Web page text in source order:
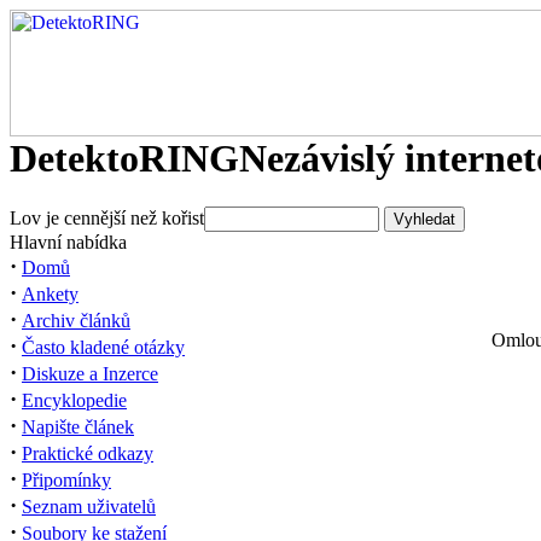
DetektoRINGNezávislý
Lov je cennější než kořist
Hlavní nabídka
· Domů
· Ankety
· Archiv článků
· Často kladené otázky
· Diskuze a Inzerce
· Encyklopedie
· Napište článek
· Praktické odkazy
· Připomínky
· Seznam uživatelů
· Soubory ke stažení